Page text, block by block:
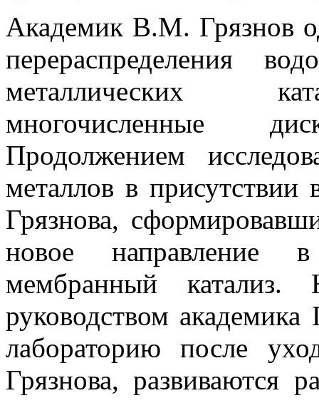
Академик В.М. Грязнов
перераспределения
металлических
многочисленные
Продолжением
металлов в
Грязнова,
новое направление
мембранный
руководством
лабораторию после
Грязнова, развиваются